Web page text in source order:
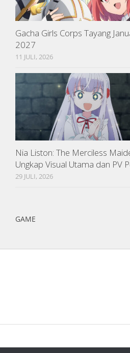
Gacha Girls Corps Tayang
2027
11 JULI, 2026
Nia Liston: The Merciless
Ungkap Visual Utama dan PV
29 JULI, 2026
GAME